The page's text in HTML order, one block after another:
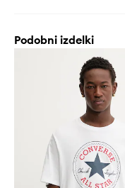
Podobni izdelki